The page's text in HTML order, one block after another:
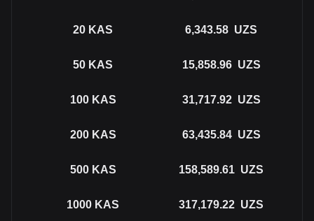
20 KAS 6,343.58 UZS
50 KAS 15,858.96 UZS
100 KAS 31,717.92 UZS
200 KAS 63,435.84 UZS
500 KAS 158,589.61 UZS
1000 KAS 317,179.22 UZS